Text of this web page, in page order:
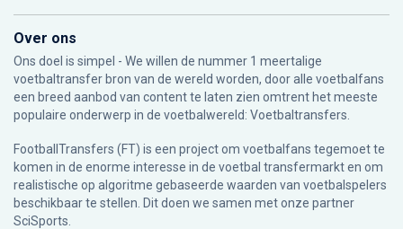
Over ons
Ons doel is simpel - We willen de nummer 1 meertalige
voetbaltransfer bron van de wereld worden, door alle voetbalfans
een breed aanbod van content te laten zien omtrent het meeste
populaire onderwerp in de voetbalwereld: Voetbaltransfers.
FootballTransfers (FT) is een project om voetbalfans tegemoet te
komen in de enorme interesse in de voetbal transfermarkt en om
realistische op algoritme gebaseerde waarden van voetbalspelers
beschikbaar te stellen. Dit doen we samen met onze partner
SciSports